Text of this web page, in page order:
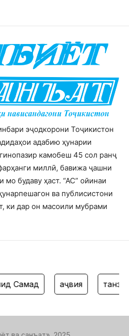
эҷодкорони Тоҷикистон
адабию ҳунарии
камобеш 45 сол ранҷ
миллӣ, бавижа ҷашни
будаву ҳаст. “АС” ойинаи
ва публисистони
ки дар он масоили мубрами
ҳаҷвия танз